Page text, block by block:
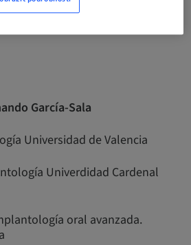
García-Sala
Universidad de Valencia
Univerdidad Cardenal
oral avanzada.